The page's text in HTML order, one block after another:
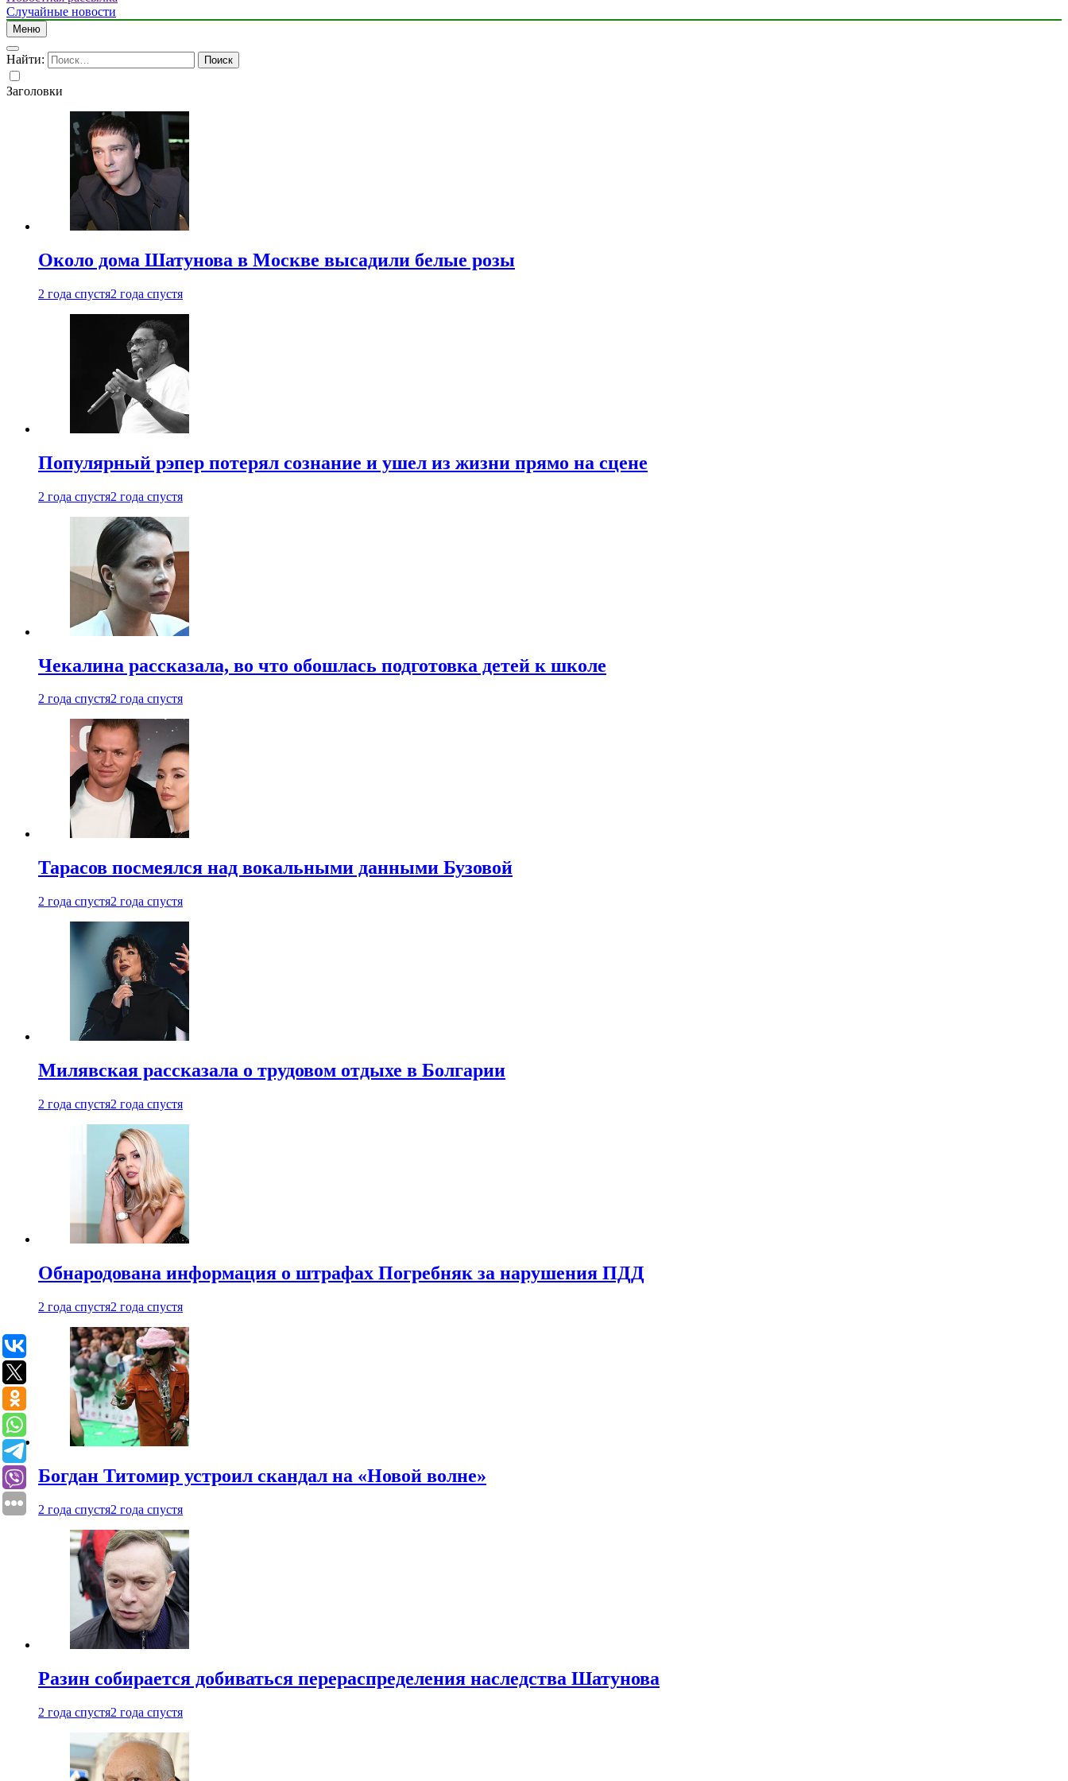
Случайные новости
Меню
Найти:
Заголовки
Около дома Шатунова в Москве высадили белые розы
2 года спустя2 года спустя
Популярный рэпер потерял сознание и ушел из жизни прямо на сцене
2 года спустя2 года спустя
Чекалина рассказала, во что обошлась подготовка детей к школе
2 года спустя2 года спустя
Тарасов посмеялся над вокальными данными Бузовой
2 года спустя2 года спустя
Милявская рассказала о трудовом отдыхе в Болгарии
2 года спустя2 года спустя
Обнародована информация о штрафах Погребняк за нарушения ПДД
2 года спустя2 года спустя
Богдан Титомир устроил скандал на «Новой волне»
2 года спустя2 года спустя
Разин собирается добиваться перераспределения наследства Шатунова
2 года спустя2 года спустя